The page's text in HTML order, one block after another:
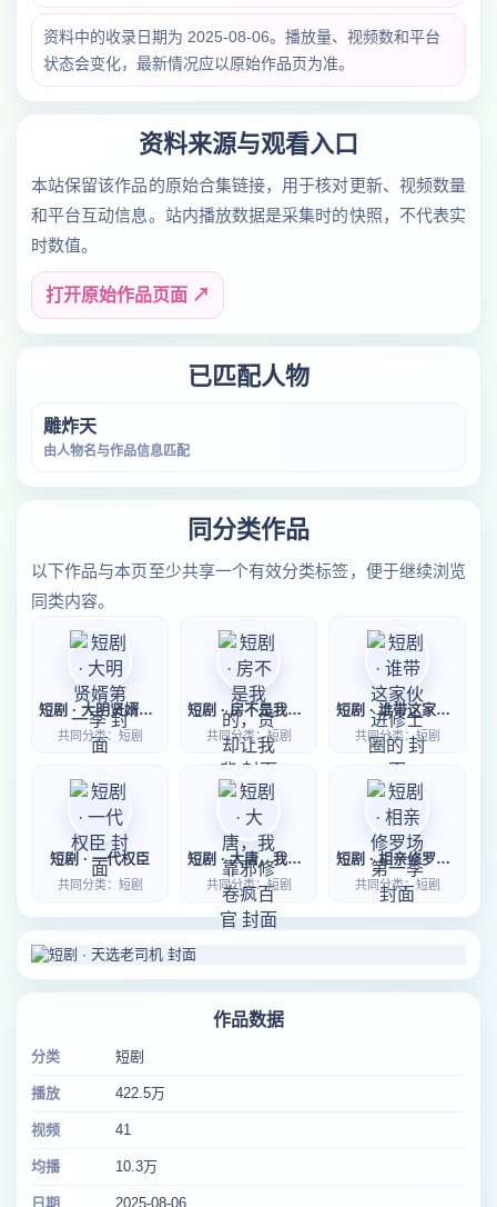
资料中的收录日期为 2025-08-06。播放量、视频数和平台
状态会变化，最新情况应以原始作品页为准。
资料来源与观看入口
本站保留该作品的原始合集链接，用于核对更新、视频数量
和平台互动信息。站内播放数据是采集时的快照，不代表实
时数值。
打开原始作品页面 ↗
已匹配人物
雕炸天
由人物名与作品信息匹配
同分类作品
以下作品与本页至少共享一个有效分类标签，便于继续浏览
同类内容。
短剧 · 大明贤婿第一季
共同分类：短剧
短剧 · 房不是我的，贷却让我背
共同分类：短剧
短剧 · 谁带这家伙进修士圈的
共同分类：短剧
短剧 · 一代权臣
共同分类：短剧
短剧 · 大唐，我靠邪修卷疯百官
共同分类：短剧
短剧 · 相亲修罗场第一季
共同分类：短剧
作品数据
分类 短剧
播放 422.5万
视频 41
均播 10.3万
日期 2025-08-06